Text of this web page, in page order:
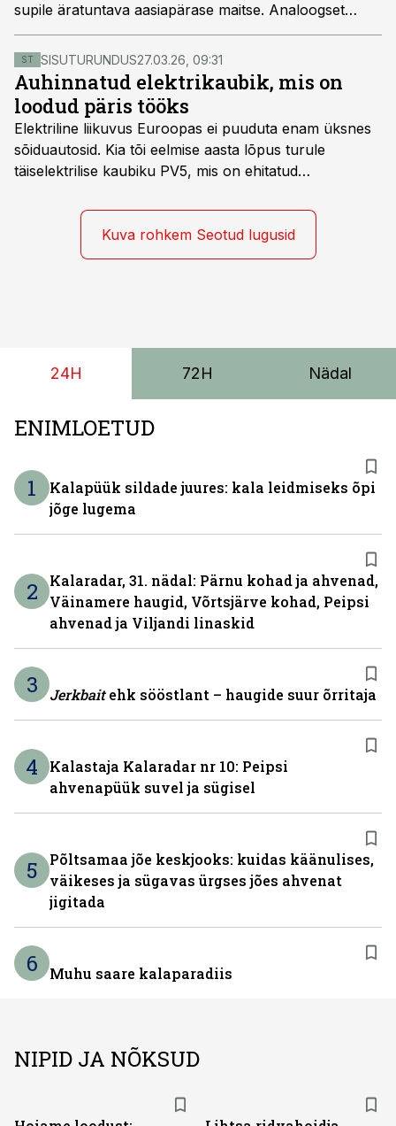
supile äratuntava aasiapärase maitse. Analoogset
suppi võib keeta ka ainult kalast või kanast või ka
mõlemast korraga. Põhiliseks eeliseks on kiirus – kui
keema läheb, on kohe valmis.
ST SISUTURUNDUS27.03.26, 09:31
Auhinnatud elektrikaubik, mis on
loodud päris tööks
Elektriline liikuvus Euroopas ei puuduta enam üksnes
sõiduautosid. Kia tõi eelmise aasta lõpus turule
täiselektrilise kaubiku PV5, mis on ehitatud
platvormile e-GMP.s ja pakub hulgaliselt võimalusi
tarbesõiduki konfigureerimiseks. Kia PV5 on saadaval
kahe- ja kolmekohalise pakiautona, 5-kohalise
Kuva rohkem Seotud lugusid
24H 72H Nädal
ENIMLOETUD
1
Kalapüük sildade juures: kala leidmiseks õpi
jõge lugema
2
Kalaradar, 31. nädal: Pärnu kohad ja ahvenad,
Väinamere haugid, Võrtsjärve kohad, Peipsi
ahvenad ja Viljandi linaskid
3 Jerkbaitehk sööstlant – haugide suur õrritaja
4
Kalastaja Kalaradar nr 10: Peipsi
ahvenapüük suvel ja sügisel
5
Põltsamaa jõe keskjooks: kuidas käänulises,
väikeses ja sügavas ürgses jões ahvenat
jigitada
6 Muhu saare kalaparadiis
NIPID JA NÕKSUD